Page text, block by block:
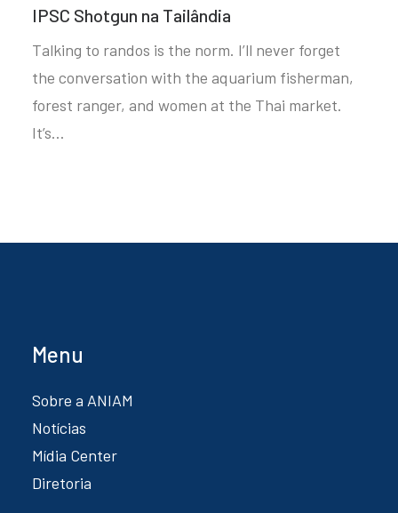
IPSC Shotgun na Tailândia
Talking to randos is the norm. I’ll never forget
the conversation with the aquarium fisherman,
forest ranger, and women at the Thai market.
It’s…
Menu
Sobre a ANIAM
Notícias
Mídia Center
Diretoria